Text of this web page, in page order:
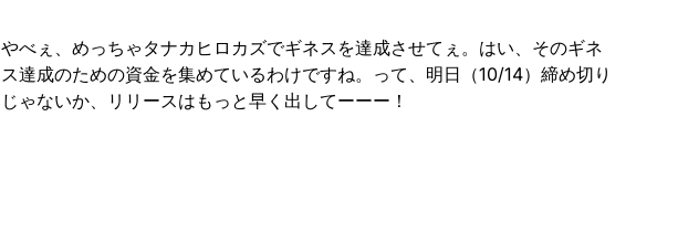
やべぇ、めっちゃタナカヒロカズでギネスを達成させてぇ。はい、そのギネ
ス達成のための資金を集めているわけですね。って、明日（10/14）締め切り
じゃないか、リリースはもっと早く出してーーー！